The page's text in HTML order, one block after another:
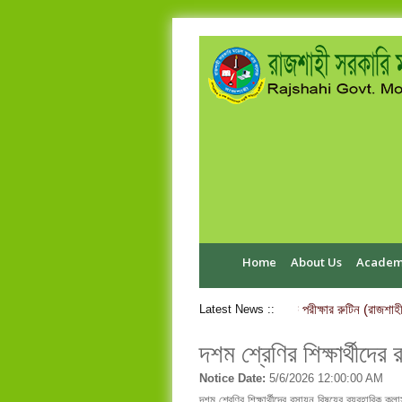
Home About Us
Latest News ::
এইচ.এস.সি পরীক্ষা-২০২৬ ব্যবহারিক পরীক্ষার রুটিন
দশম শ্রেণির
Notice Date: 5/6/2026 12:00:00 AM